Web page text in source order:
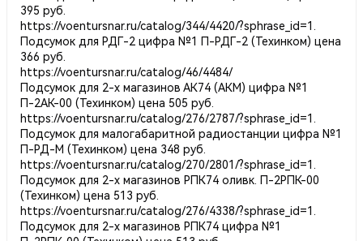
395 руб.
https://voentursnar.ru/catalog/344/4420/?sphrase_id=1 .
Подсумок для РДГ-2 цифра №1 П-РДГ-2 (Техинком) цена
366 руб.
https://voentursnar.ru/catalog/46/4484/
Подсумок для 2-х магазинов АК74 (АКМ) цифра №1
П-2АК-00 (Техинком) цена 505 руб.
https://voentursnar.ru/catalog/276/2787/?sphrase_id=1 .
Подсумок для малогабаритной радиостанции цифра №1
П-РД-М (Техинком) цена 348 руб.
https://voentursnar.ru/catalog/270/2801/?sphrase_id=1 .
Подсумок для 2-х магазинов РПК74 оливк. П-2РПК-00
(Техинком) цена 513 руб.
https://voentursnar.ru/catalog/276/4338/?sphrase_id=1 .
Подсумок для 2-х магазинов РПК74 цифра №1